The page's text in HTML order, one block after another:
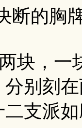
的胸
，一块
别刻
支派